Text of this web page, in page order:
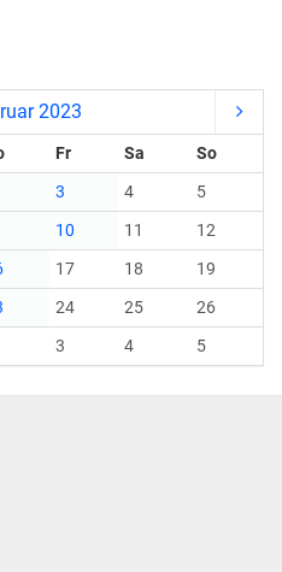
2023
Fr Sa
So
3 4
5
10 11
12
17 18
19
24 25
26
3 4 5